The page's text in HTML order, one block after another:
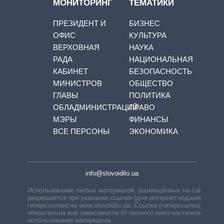
МОНИТОРИНГ
ПРЕЗИДЕНТ И
ОФИС
ВЕРХОВНАЯ
РАДА
КАБИНЕТ
МИНИСТРОВ
ГЛАВЫ
ОБЛАДМИНИСТРАЦИЙ
МЭРЫ
ВСЕ ПЕРСОНЫ
ТЕМАТИКИ
БИЗНЕС
КУЛЬТУРА
НАУКА
НАЦИОНАЛЬНАЯ
БЕЗОПАСНОСТЬ
ОБЩЕСТВО
ПОЛИТИКА
ПРАВО
ФИНАНСЫ
ЭКОНОМИКА
info@slovoidilo.ua
Использование любых материалов, размещённых на сайте,
разрешается при указании ссылки (для интернет-изданий —
гиперссылки) на www.slovoidilo.ua. Ссылка (гиперссылка)
обязательна вне зависимости от полного либо частичного
использования материалов.